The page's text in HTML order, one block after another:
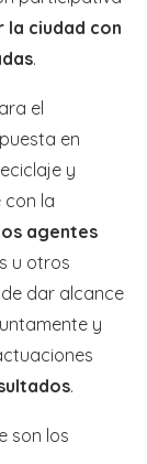
la ciudad con
.
el
en
y
con la
agentes
u otros
dar alcance
y
.
son los